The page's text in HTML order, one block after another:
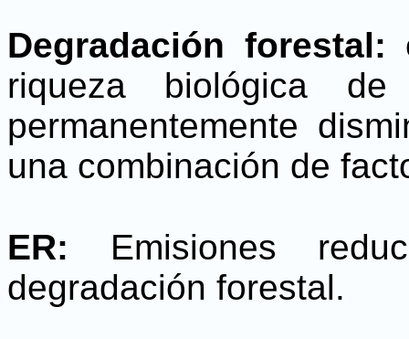
Degradación forestal:
riqueza biológica
permanentemente
una combinación de
ER: Emisiones
degradación forestal.